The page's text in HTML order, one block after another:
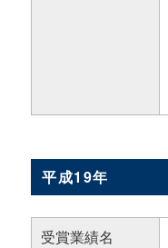
平成19年
受賞業績名